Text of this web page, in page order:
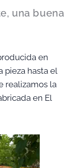
una buena
en
pieza hasta el
realizamos la
en El